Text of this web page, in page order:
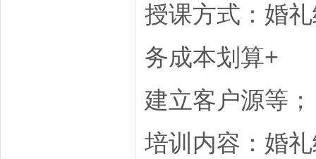
授课方式：婚
务成本划算+
建立客户源等；
培训内容：婚